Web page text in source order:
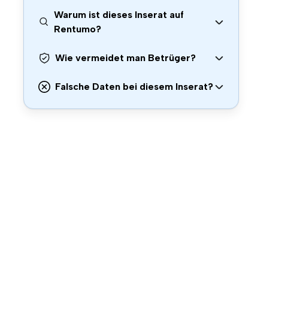
Warum ist dieses Inserat auf
Rentumo?
Wie vermeidet man Betrüger?
Falsche Daten bei diesem Inserat?